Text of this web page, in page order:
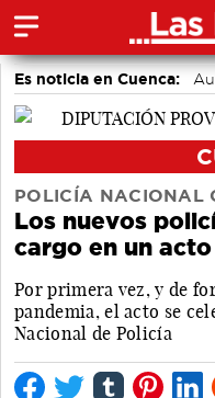
Es noticia en Cuenca:
POLICÍA NACIONAL
Los nuevos
cargo en un
Por primera vez, y de
pandemia, el acto se
Nacional de Policía